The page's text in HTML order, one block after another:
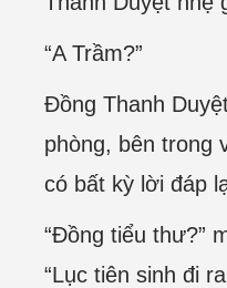
“A Trầm?”
Đồng Thanh
phòng, bên trong
có bất kỳ lời đáp
“Đồng tiểu thư?”
“Lục tiên sinh đi